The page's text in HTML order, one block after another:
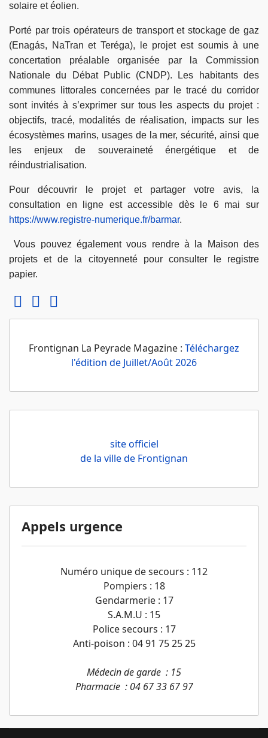
solaire et éolien.
Porté par trois opérateurs de transport et stockage de gaz
(Enagás, NaTran et Teréga), le projet est soumis à une
concertation préalable organisée par la Commission
Nationale du Débat Public (CNDP). Les habitants des
communes littorales concernées par le tracé du corridor
sont invités à s’exprimer sur tous les aspects du projet :
objectifs, tracé, modalités de réalisation, impacts sur les
écosystèmes marins, usages de la mer, sécurité, ainsi que
les enjeux de souveraineté énergétique et de
réindustrialisation.
Pour découvrir le projet et partager votre avis, la
consultation en ligne est accessible dès le 6 mai sur
https://www.registre-numerique.fr/barmar.
Vous pouvez également vous rendre à la Maison des
projets et de la citoyenneté pour consulter le registre
papier.
Frontignan La Peyrade Magazine : Téléchargez
l'édition de Juillet/Août 2026
site officiel
de la ville de Frontignan
Appels urgence
Numéro unique de secours : 112
Pompiers : 18
Gendarmerie : 17
S.A.M.U : 15
Police secours : 17
Anti-poison : 04 91 75 25 25
Médecin de garde : 15
Pharmacie : 04 67 33 67 97